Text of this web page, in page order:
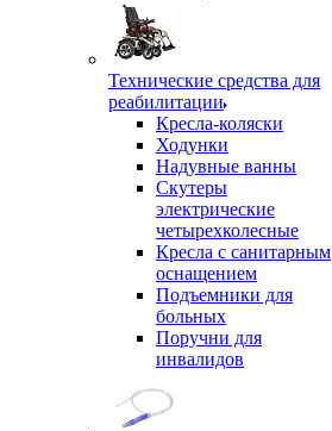
Технические средства для
реабилитации
Кресла-коляски
Ходунки
Надувные ванны
Скутеры
электрические
четырехколесные
Кресла с санитарным
оснащением
Подъемники для
больных
Поручни для
инвалидов